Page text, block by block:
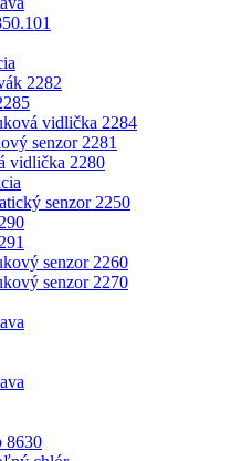
2282
vidlička 2284
senzor 2281
vidlička 2280
senzor 2250
senzor 2260
senzor 2270
8630